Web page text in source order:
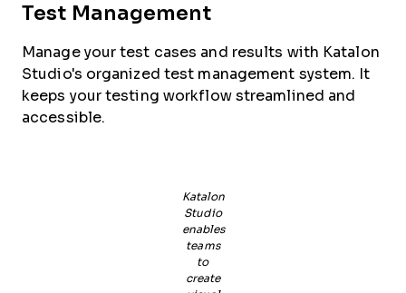
Test Management
Manage your test cases and results with Katalon
Studio's organized test management system. It
keeps your testing workflow streamlined and
accessible.
Katalon
Studio
enables
teams
to
create